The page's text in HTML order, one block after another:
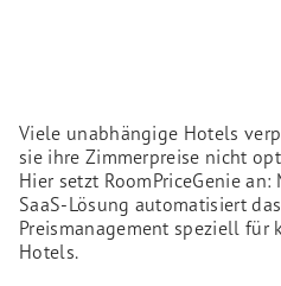
Viele unabhängige Hotels
sie ihre Zimmerpreise nicht
Hier setzt RoomPriceGenie
SaaS-Lösung automatisiert
Preismanagement speziell
Hotels.